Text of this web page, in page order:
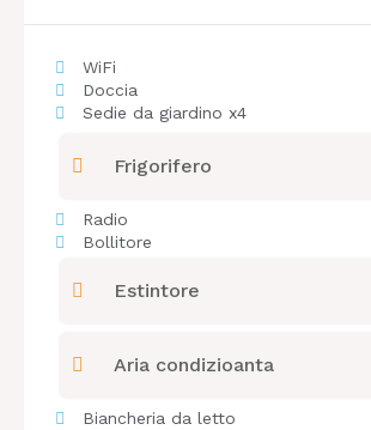
WiFi
Doccia
Sedie da giardino x4
Frigorifero
Radio
Bollitore
Estintore
Aria condizioanta
Biancheria da letto